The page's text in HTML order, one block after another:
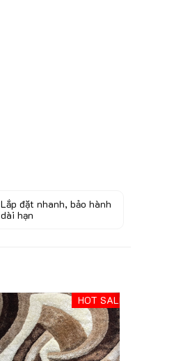
Lắp đặt nhanh, bảo hành
dài hạn
HOT SALE